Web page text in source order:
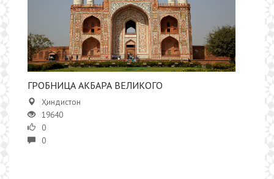
ГРОБНИЦА АКБАРА ВЕЛИКОГО
Ҳиндистон
19640
0
0